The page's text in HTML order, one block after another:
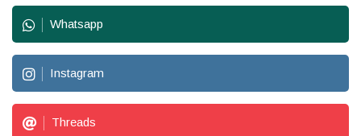
Whatsapp
Instagram
Threads